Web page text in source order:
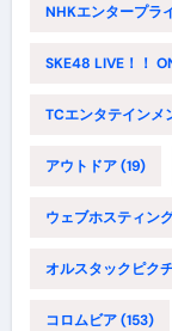
NHKエンタープラ
SKE48 LIVE！！
TCエンタテインメ
アウトドア(19)
ウェブホスティン
オルスタックピク
コロムビア(153)